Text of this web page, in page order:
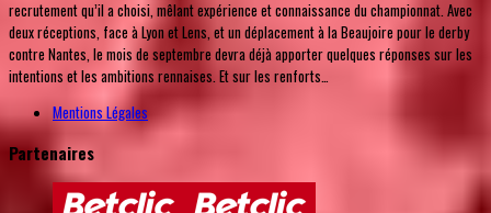
recrutement qu’il a choisi, mêlant expérience et connaissance du championnat. Avec
deux réceptions, face à Lyon et Lens, et un déplacement à la Beaujoire pour le derby
contre Nantes, le mois de septembre devra déjà apporter quelques réponses sur les
intentions et les ambitions rennaises. Et sur les renforts…
Mentions Légales
Partenaires